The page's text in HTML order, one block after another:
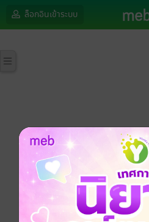
ล็อกอินเข้าระบบ